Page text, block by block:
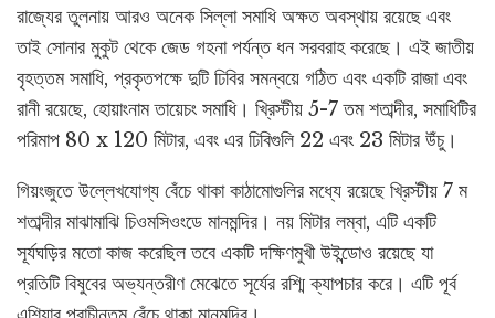
রাজ্যের তুলনায় আরও অনেক সিল্লা সমাধি অক্ষত অবস্থায় রয়েছে এবং
তাই সোনার মুকুট থেকে জেড গহনা পর্যন্ত ধন সরবরাহ করেছে। এই জাতীয়
বৃহত্তম সমাধি, প্রকৃতপক্ষে দুটি ঢিবির সমন্বয়ে গঠিত এবং একটি রাজা এবং
রানী রয়েছে, হোয়াংনাম তায়েচং সমাধি। খ্রিস্টীয় 5-7 তম শতাব্দীর, সমাধিটির
পরিমাপ 80 x 120 মিটার, এবং এর ঢিবিগুলি 22 এবং 23 মিটার উঁচু।
গিয়ংজুতে উল্লেখযোগ্য বেঁচে থাকা কাঠামোগুলির মধ্যে রয়েছে খ্রিস্টীয় 7 ম
শতাব্দীর মাঝামাঝি চিওমসিওংডে মানমন্দির। নয় মিটার লম্বা, এটি একটি
সূর্যঘড়ির মতো কাজ করেছিল তবে একটি দক্ষিণমুখী উইন্ডোও রয়েছে যা
প্রতিটি বিষুবের অভ্যন্তরীণ মেঝেতে সূর্যের রশ্মি ক্যাপচার করে। এটি পূর্ব